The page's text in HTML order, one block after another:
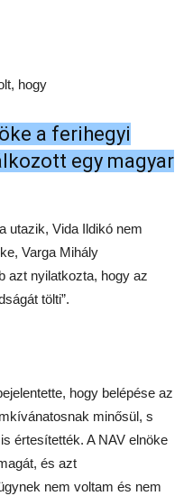
hogy
a ferihegyi
egy magyar
utazik, Vida Ildikó nem
Varga Mihály
azt nyilatkozta, hogy az
tölti”.
hogy belépése az
minősül, s
értesítették. A NAV elnöke
és azt
nem voltam és nem